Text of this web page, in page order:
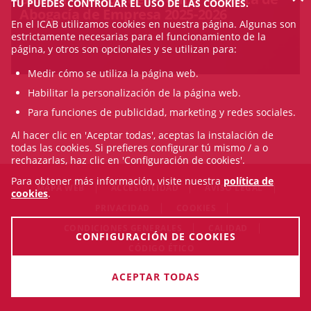
MAPA WEB ACCESIBILIDAD
AVISO LEGAL
© Fri Aug 07 02:42:07 CEST 2026 Il·lustre Col·legi de l'Advocacia
TÚ PUEDES CONTROLAR EL USO DE LAS COOKIES.
En el ICAB utilizamos cookies en nuestra página. Algunas son
estrictamente necesarias para el funcionamiento de la
página, y otros son opcionales y se utilizan para:
Medir cómo se utiliza la página web.
Habilitar la personalización de la página web.
Para funciones de publicidad, marketing y redes sociales.
Al hacer clic en 'Aceptar todas', aceptas la instalación de
todas las cookies. Si prefieres configurar tú mismo / a o
rechazarlas, haz clic en 'Configuración de cookies'.
Para obtener más información, visite nuestra política de
cookies.
CONFIGURACIÓN DE COOKIES
ACEPTAR TODAS